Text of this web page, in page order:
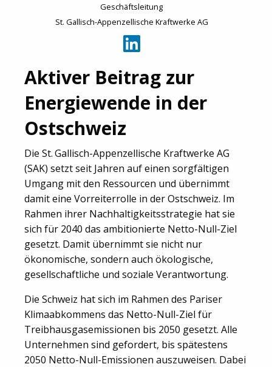
Geschäftsleitung
St. Gallisch-Appenzellische Kraftwerke AG
Aktiver Beitrag zur
Energiewende in der
Ostschweiz
Die St. Gallisch-Appenzellische Kraftwerke AG
(SAK) setzt seit Jahren auf einen sorgfältigen
Umgang mit den Ressourcen und übernimmt
damit eine Vorreiterrolle in der Ostschweiz. Im
Rahmen ihrer Nachhaltigkeitsstrategie hat sie
sich für 2040 das ambitionierte Netto-Null-Ziel
gesetzt. Damit übernimmt sie nicht nur
ökonomische, sondern auch ökologische,
gesellschaftliche und soziale Verantwortung.
Die Schweiz hat sich im Rahmen des Pariser
Klimaabkommens das Netto-Null-Ziel für
Treibhausgasemissionen bis 2050 gesetzt. Alle
Unternehmen sind gefordert, bis spätestens
2050 Netto-Null-Emissionen auszuweisen. Dabei